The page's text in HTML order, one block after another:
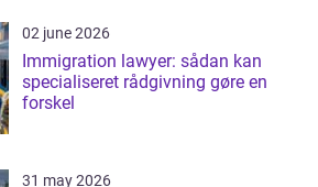
02 june 2026
Immigration lawyer: sådan kan
specialiseret rådgivning gøre en
forskel
31 may 2026